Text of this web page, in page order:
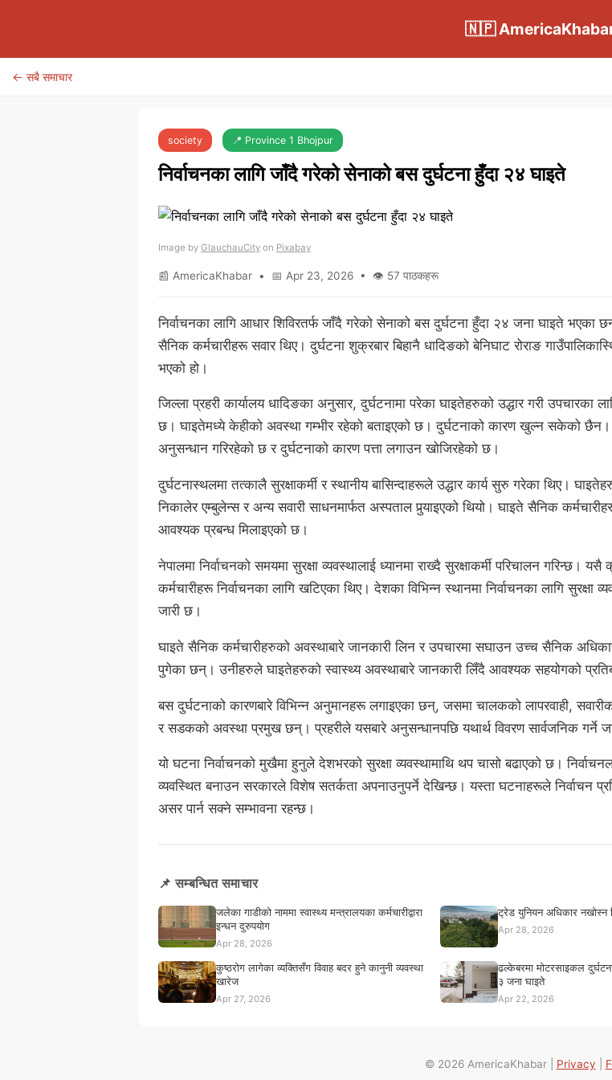
🇳🇵
← सबै समाचार
society 📍 Province 1 Bhojpur
निर्वाचनका लागि जाँदै गरेको सेनाको बस दुर्घटना हुँदा २४ घाइते
Image by GlauchauCity on Pixabay
📰 AmericaKhabar • 📅 Apr 23, 2026 • 👁 57 पाठकहरू
निर्वाचनका लागि आधार शिविरतर्फ जाँदै गरेको सेनाको बस दुर्घटना हुँदा २४ जना घाइते भएका
सैनिक कर्मचारीहरू सवार थिए। दुर्घटना शुक्रबार बिहानै धादिङको बेनिघाट रोराङ
भएको हो।
जिल्ला प्रहरी कार्यालय धादिङका अनुसार, दुर्घटनामा परेका घाइतेहरुको उद्धार गरी उपचारका
छ। घाइतेमध्ये केहीको अवस्था गम्भीर रहेको बताइएको छ। दुर्घटनाको कारण खुल्न सकेको छैन।
अनुसन्धान गरिरहेको छ र दुर्घटनाको कारण पत्ता लगाउन खोजिरहेको छ।
दुर्घटनास्थलमा तत्कालै सुरक्षाकर्मी र स्थानीय बासिन्दाहरूले उद्धार कार्य सुरु गरेका थिए।
निकालेर एम्बुलेन्स र अन्य सवारी साधनमार्फत अस्पताल पुर्‍याइएको थियो। घाइते सैनिक
आवश्यक प्रबन्ध मिलाइएको छ।
नेपालमा निर्वाचनको समयमा सुरक्षा व्यवस्थालाई ध्यानमा राख्दै सुरक्षाकर्मी परिचालन गरिन्छ।
कर्मचारीहरू निर्वाचनका लागि खटिएका थिए। देशका विभिन्न स्थानमा निर्वाचनका लागि सुरक्षा
जारी छ।
घाइते सैनिक कर्मचारीहरुको अवस्थाबारे जानकारी लिन र उपचारमा सघाउन उच्च सैनिक
पुगेका छन्। उनीहरुले घाइतेहरुको स्वास्थ्य अवस्थाबारे जानकारी लिँदै आवश्यक सहयोगको
बस दुर्घटनाको कारणबारे विभिन्न अनुमानहरू लगाइएका छन्, जसमा चालकको लापरवाही,
र सडकको अवस्था प्रमुख छन्। प्रहरीले यसबारे अनुसन्धानपछि यथार्थ विवरण सार्वजनिक गर्ने
यो घटना निर्वाचनको मुखैमा हुनुले देशभरको सुरक्षा व्यवस्थामाथि थप चासो बढाएको छ।
व्यवस्थित बनाउन सरकारले विशेष सतर्कता अपनाउनुपर्ने देखिन्छ। यस्ता घटनाहरूले निर्वाचन
असर पार्न सक्ने सम्भावना रहन्छ।
📌 सम्बन्धित समाचार
जलेका गाडीको नाममा स्वास्थ्य मन्त्रालयका कर्मचारीद्वारा
इन्धन दुरुपयोग
Apr 28, 2026
ट्रेड युनियन अधिकार नखोस्न
Apr 28, 2026
कुष्ठरोग लागेका व्यक्तिसँग विवाह बदर हुने कानुनी व्यवस्था
खारेज
Apr 27, 2026
ढल्केबरमा मोटरसाइकल
३ जना घाइते
Apr 22, 2026
© 2026 AmericaKhabar | Privacy